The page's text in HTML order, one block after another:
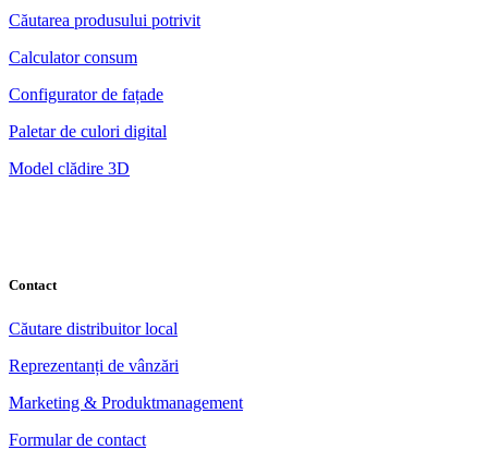
Căutarea produsului potrivit
Calculator consum
Configurator de fațade
Paletar de culori digital
Model clădire 3D
Contact
Căutare distribuitor local
Reprezentanți de vânzări
Marketing & Produktmanagement
Formular de contact